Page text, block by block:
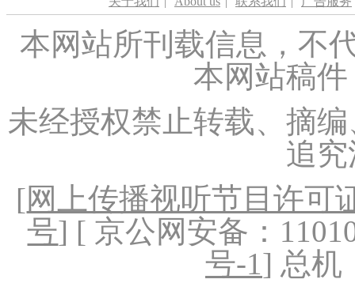
本网站所刊载信息，不
本网站稿
未经授权禁止转载、摘
追
[网上传播视听节目许可
号] [ 京公网安备：
号-1] 总机